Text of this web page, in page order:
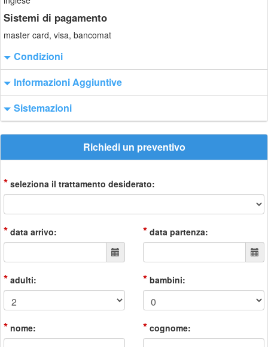
Sistemi di pagamento
master card, visa, bancomat
Condizioni
Informazioni Aggiuntive
Sistemazioni
Richiedi un preventivo
* seleziona il trattamento desiderato:
* data arrivo: * data partenza:
* adulti: * bambini:
* nome: * cognome: